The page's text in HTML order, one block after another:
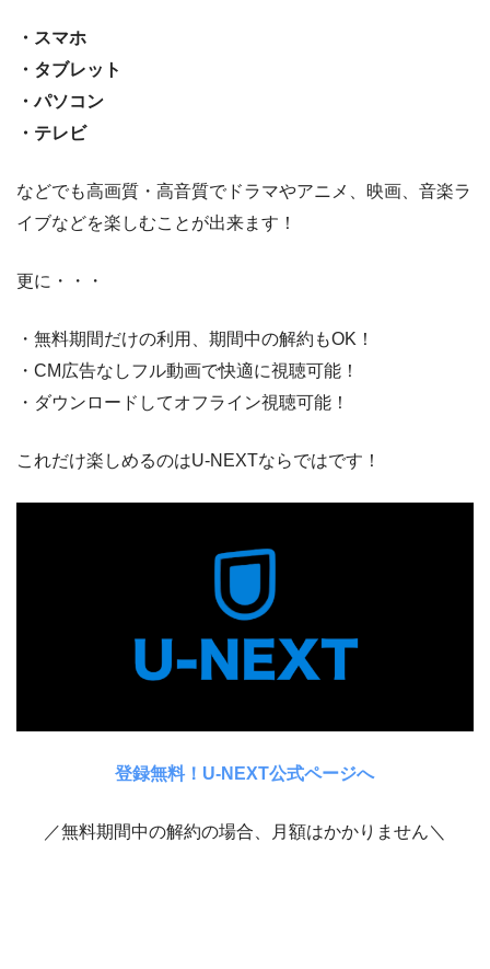
・スマホ
・タブレット
・パソコン
・テレビ
などでも高画質・高音質でドラマやアニメ、映画、音楽ラ
イブなどを楽しむことが出来ます！
更に・・・
・無料期間だけの利用、期間中の解約もOK！
・CM広告なしフル動画で快適に視聴可能！
・ダウンロードしてオフライン視聴可能！
これだけ楽しめるのはU-NEXTならではです！
登録無料！U-NEXT公式ページへ
／無料期間中の解約の場合、月額はかかりません＼